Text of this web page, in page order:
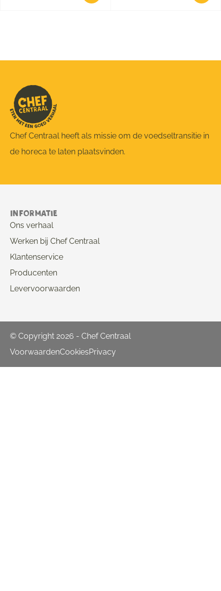
Chef Centraal heeft als missie om de voedseltransitie in
de horeca te laten plaatsvinden.
Informatie
Ons verhaal
Werken bij Chef Centraal
Klantenservice
Producenten
Levervoorwaarden
© Copyright 2026 - Chef Centraal
VoorwaardenCookiesPrivacy